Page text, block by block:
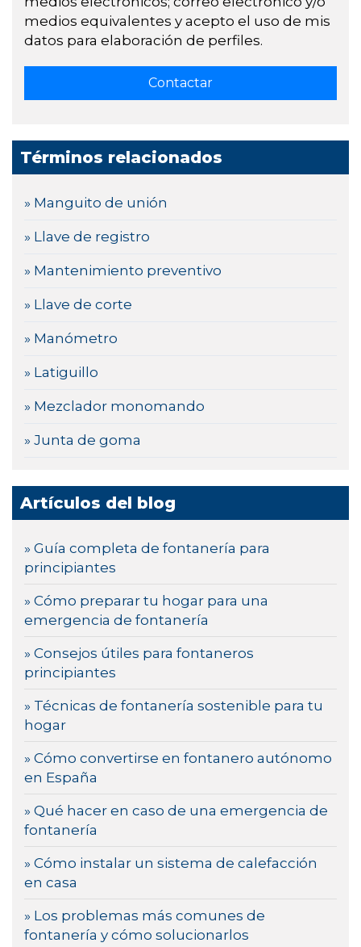
medios equivalentes y acepto el uso de mis
datos para elaboración de perfiles.
Términos relacionados
» Manguito de unión
» Llave de registro
» Mantenimiento preventivo
» Llave de corte
» Manómetro
» Latiguillo
» Mezclador monomando
» Junta de goma
Artículos del blog
» Guía completa de fontanería para
principiantes
» Cómo preparar tu hogar para una
emergencia de fontanería
» Consejos útiles para fontaneros
principiantes
» Técnicas de fontanería sostenible para tu
hogar
» Cómo convertirse en fontanero autónomo
en España
» Qué hacer en caso de una emergencia de
fontanería
» Cómo instalar un sistema de calefacción
en casa
» Los problemas más comunes de
fontanería y cómo solucionarlos